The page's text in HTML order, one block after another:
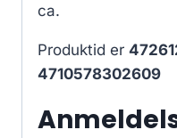
ca.
Produktid er
4710578302609